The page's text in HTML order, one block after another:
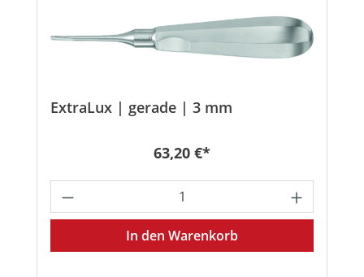
ExtraLux | gerade | 3 mm
Regulärer Preis:
63,20 €*
Produkt Anzahl: Gib den
In den Warenkorb